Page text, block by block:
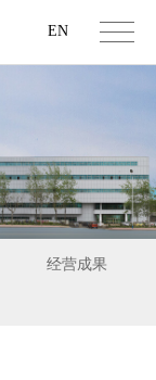
EN
经营成果